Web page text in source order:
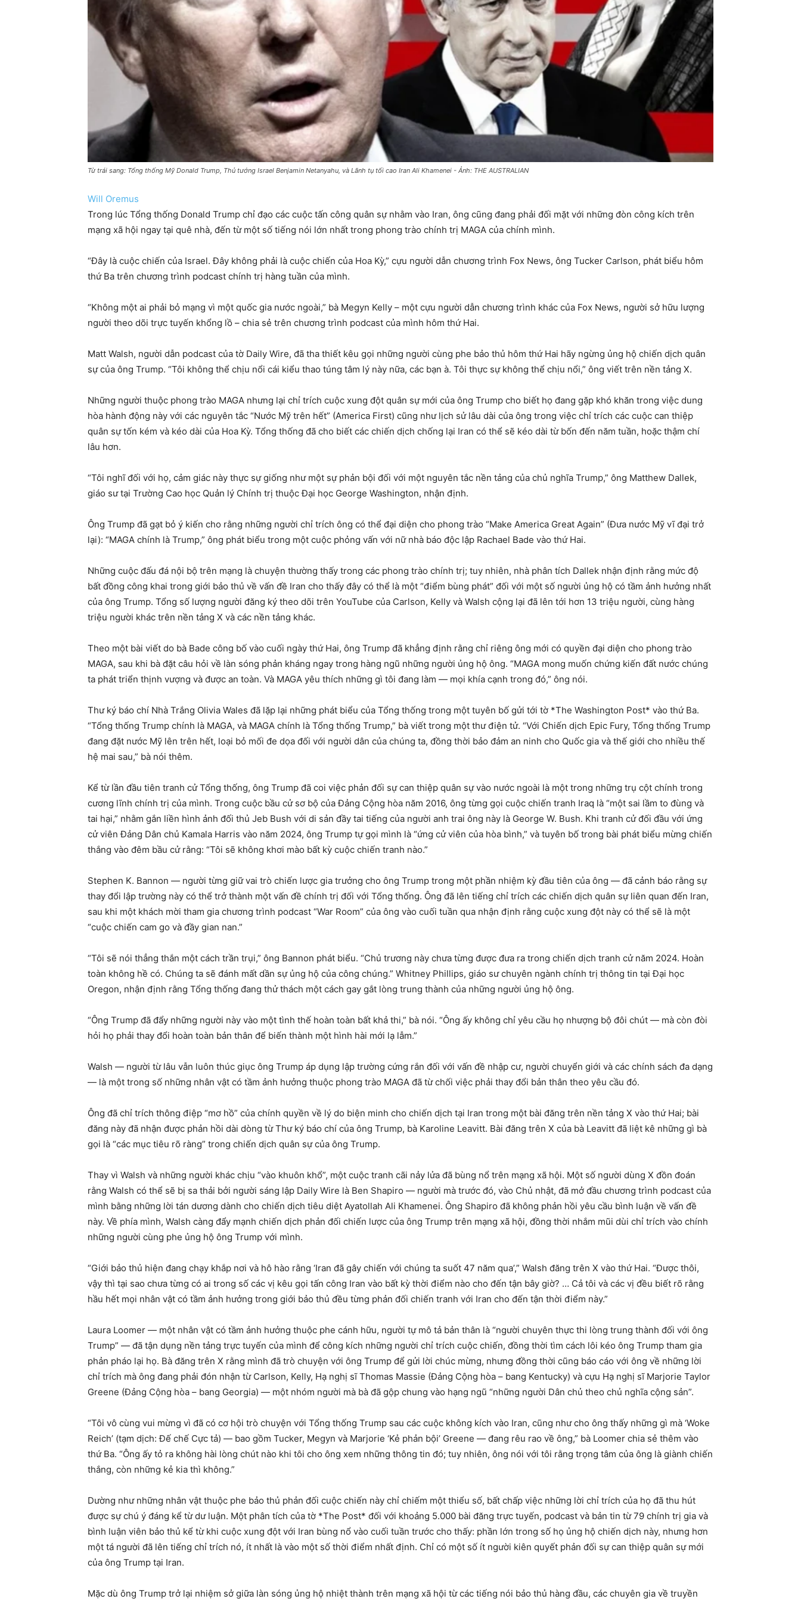
Từ trái sang: Tổng thống Mỹ Donald Trump, Thủ tướng Israel Benjamin Netanyahu, và Lãnh tụ tối cao Iran Ali Khamenei - Ảnh: THE AUSTRALIAN
Will Oremus
Trong lúc Tổng thống Donald Trump chỉ đạo các cuộc tấn công quân sự nhằm vào Iran, ông cũng đang phải đối mặt với những đòn công kích trên
mạng xã hội ngay tại quê nhà, đến từ một số tiếng nói lớn nhất trong phong trào chính trị MAGA của chính mình.
“Đây là cuộc chiến của Israel. Đây không phải là cuộc chiến của Hoa Kỳ,” cựu người dẫn chương trình Fox News, ông Tucker Carlson, phát biểu hôm
thứ Ba trên chương trình podcast chính trị hàng tuần của mình.
“Không một ai phải bỏ mạng vì một quốc gia nước ngoài,” bà Megyn Kelly – một cựu người dẫn chương trình khác của Fox News, người sở hữu lượng
người theo dõi trực tuyến khổng lồ – chia sẻ trên chương trình podcast của mình hôm thứ Hai.
Matt Walsh, người dẫn podcast của tờ Daily Wire, đã tha thiết kêu gọi những người cùng phe bảo thủ hôm thứ Hai hãy ngừng ủng hộ chiến dịch quân
sự của ông Trump. “Tôi không thể chịu nổi cái kiểu thao túng tâm lý này nữa, các bạn à. Tôi thực sự không thể chịu nổi,” ông viết trên nền tảng X.
Những người thuộc phong trào MAGA nhưng lại chỉ trích cuộc xung đột quân sự mới của ông Trump cho biết họ đang gặp khó khăn trong việc dung
hòa hành động này với các nguyên tắc “Nước Mỹ trên hết” (America First) cũng như lịch sử lâu dài của ông trong việc chỉ trích các cuộc can thiệp
quân sự tốn kém và kéo dài của Hoa Kỳ. Tổng thống đã cho biết các chiến dịch chống lại Iran có thể sẽ kéo dài từ bốn đến năm tuần, hoặc thậm chí
lâu hơn.
“Tôi nghĩ đối với họ, cảm giác này thực sự giống như một sự phản bội đối với một nguyên tắc nền tảng của chủ nghĩa Trump,” ông Matthew Dallek,
giáo sư tại Trường Cao học Quản lý Chính trị thuộc Đại học George Washington, nhận định.
Ông Trump đã gạt bỏ ý kiến ​​cho rằng những người chỉ trích ông có thể đại diện cho phong trào “Make America Great Again” (Đưa nước Mỹ vĩ đại trở
lại): “MAGA chính là Trump,” ông phát biểu trong một cuộc phỏng vấn với nữ nhà báo độc lập Rachael Bade vào thứ Hai.
Những cuộc đấu đá nội bộ trên mạng là chuyện thường thấy trong các phong trào chính trị; tuy nhiên, nhà phân tích Dallek nhận định rằng mức độ
bất đồng công khai trong giới bảo thủ về vấn đề Iran cho thấy đây có thể là một “điểm bùng phát” đối với một số người ủng hộ có tầm ảnh hưởng nhất
của ông Trump. Tổng số lượng người đăng ký theo dõi trên YouTube của Carlson, Kelly và Walsh cộng lại đã lên tới hơn 13 triệu người, cùng hàng
triệu người khác trên nền tảng X và các nền tảng khác.
Theo một bài viết do bà Bade công bố vào cuối ngày thứ Hai, ông Trump đã khẳng định rằng chỉ riêng ông mới có quyền đại diện cho phong trào
MAGA, sau khi bà đặt câu hỏi về làn sóng phản kháng ngay trong hàng ngũ những người ủng hộ ông. “MAGA mong muốn chứng kiến ​​đất nước chúng
ta phát triển thịnh vượng và được an toàn. Và MAGA yêu thích những gì tôi đang làm — mọi khía cạnh trong đó,” ông nói.
Thư ký báo chí Nhà Trắng Olivia Wales đã lặp lại những phát biểu của Tổng thống trong một tuyên bố gửi tới tờ *The Washington Post* vào thứ Ba.
“Tổng thống Trump chính là MAGA, và MAGA chính là Tổng thống Trump,” bà viết trong một thư điện tử. “Với Chiến dịch Epic Fury, Tổng thống Trump
đang đặt nước Mỹ lên trên hết, loại bỏ mối đe dọa đối với người dân của chúng ta, đồng thời bảo đảm an ninh cho Quốc gia và thế giới cho nhiều thế
hệ mai sau,” bà nói thêm.
Kể từ lần đầu tiên tranh cử Tổng thống, ông Trump đã coi việc phản đối sự can thiệp quân sự vào nước ngoài là một trong những trụ cột chính trong
cương lĩnh chính trị của mình. Trong cuộc bầu cử sơ bộ của Đảng Cộng hòa năm 2016, ông từng gọi cuộc chiến tranh Iraq là “một sai lầm to đùng và
tai hại,” nhằm gắn liền hình ảnh đối thủ Jeb Bush với di sản đầy tai tiếng của người anh trai ông này là George W. Bush. Khi tranh cử đối đầu với ứng
cử viên Đảng Dân chủ Kamala Harris vào năm 2024, ông Trump tự gọi mình là “ứng cử viên của hòa bình,” và tuyên bố trong bài phát biểu mừng chiến
thắng vào đêm bầu cử rằng: “Tôi sẽ không khơi mào bất kỳ cuộc chiến tranh nào.”
Stephen K. Bannon — người từng giữ vai trò chiến lược gia trưởng cho ông Trump trong một phần nhiệm kỳ đầu tiên của ông — đã cảnh báo rằng sự
thay đổi lập trường này có thể trở thành một vấn đề chính trị đối với Tổng thống. Ông đã lên tiếng chỉ trích các chiến dịch quân sự liên quan đến Iran,
sau khi một khách mời tham gia chương trình podcast “War Room” của ông vào cuối tuần qua nhận định rằng cuộc xung đột này có thể sẽ là một
“cuộc chiến cam go và đầy gian nan.”
“Tôi sẽ nói thẳng thắn một cách trần trụi,” ông Bannon phát biểu. “Chủ trương này chưa từng được đưa ra trong chiến dịch tranh cử năm 2024. Hoàn
toàn không hề có. Chúng ta sẽ đánh mất dần sự ủng hộ của công chúng.” Whitney Phillips, giáo sư chuyên ngành chính trị thông tin tại Đại học
Oregon, nhận định rằng Tổng thống đang thử thách một cách gay gắt lòng trung thành của những người ủng hộ ông.
“Ông Trump đã đẩy những người này vào một tình thế hoàn toàn bất khả thi,” bà nói. “Ông ấy không chỉ yêu cầu họ nhượng bộ đôi chút — mà còn đòi
hỏi họ phải thay đổi hoàn toàn bản thân để biến thành một hình hài mới lạ lẫm.”
Walsh — người từ lâu vẫn luôn thúc giục ông Trump áp dụng lập trường cứng rắn đối với vấn đề nhập cư, người chuyển giới và các chính sách đa dạng
— là một trong số những nhân vật có tầm ảnh hưởng thuộc phong trào MAGA đã từ chối việc phải thay đổi bản thân theo yêu cầu đó.
Ông đã chỉ trích thông điệp “mơ hồ” của chính quyền về lý do biện minh cho chiến dịch tại Iran trong một bài đăng trên nền tảng X vào thứ Hai; bài
đăng này đã nhận được phản hồi dài dòng từ Thư ký báo chí của ông Trump, bà Karoline Leavitt. Bài đăng trên X của bà Leavitt đã liệt kê những gì bà
gọi là “các mục tiêu rõ ràng” trong chiến dịch quân sự của ông Trump.
Thay vì Walsh và những người khác chịu “vào khuôn khổ”, một cuộc tranh cãi nảy lửa đã bùng nổ trên mạng xã hội. Một số người dùng X đồn đoán
rằng Walsh có thể sẽ bị sa thải bởi người sáng lập Daily Wire là Ben Shapiro — người mà trước đó, vào Chủ nhật, đã mở đầu chương trình podcast của
mình bằng những lời tán dương dành cho chiến dịch tiêu diệt Ayatollah Ali Khamenei. Ông Shapiro đã không phản hồi yêu cầu bình luận về vấn đề
này. Về phía mình, Walsh càng đẩy mạnh chiến dịch phản đối chiến lược của ông Trump trên mạng xã hội, đồng thời nhắm mũi dùi chỉ trích vào chính
những người cùng phe ủng hộ ông Trump với mình.
“Giới bảo thủ hiện đang chạy khắp nơi và hô hào rằng ‘Iran đã gây chiến với chúng ta suốt 47 năm qua’,” Walsh đăng trên X vào thứ Hai. “Được thôi,
vậy thì tại sao chưa từng có ai trong số các vị kêu gọi tấn công Iran vào bất kỳ thời điểm nào cho đến tận bây giờ? … Cả tôi và các vị đều biết rõ rằng
hầu hết mọi nhân vật có tầm ảnh hưởng trong giới bảo thủ đều từng phản đối chiến tranh với Iran cho đến tận thời điểm này.”
Laura Loomer — một nhân vật có tầm ảnh hưởng thuộc phe cánh hữu, người tự mô tả bản thân là “người chuyên thực thi lòng trung thành đối với ông
Trump” — đã tận dụng nền tảng trực tuyến của mình để công kích những người chỉ trích cuộc chiến, đồng thời tìm cách lôi kéo ông Trump tham gia
phản pháo lại họ. Bà đăng trên X rằng mình đã trò chuyện với ông Trump để gửi lời chúc mừng, nhưng đồng thời cũng báo cáo với ông về những lời
chỉ trích mà ông đang phải đón nhận từ Carlson, Kelly, Hạ nghị sĩ Thomas Massie (Đảng Cộng hòa – bang Kentucky) và cựu Hạ nghị sĩ Marjorie Taylor
Greene (Đảng Cộng hòa – bang Georgia) — một nhóm người mà bà đã gộp chung vào hạng ngũ “những người Dân chủ theo chủ nghĩa cộng sản”.
“Tôi vô cùng vui mừng vì đã có cơ hội trò chuyện với Tổng thống Trump sau các cuộc không kích vào Iran, cũng như cho ông thấy những gì mà ‘Woke
Reich’ (tạm dịch: Đế chế Cực tả) — bao gồm Tucker, Megyn và Marjorie ‘Kẻ phản bội’ Greene — đang rêu rao về ông,” bà Loomer chia sẻ thêm vào
thứ Ba. “Ông ấy tỏ ra không hài lòng chút nào khi tôi cho ông xem những thông tin đó; tuy nhiên, ông nói với tôi rằng trọng tâm của ông là giành chiến
thắng, còn những kẻ kia thì không.”
Dường như những nhân vật thuộc phe bảo thủ phản đối cuộc chiến này chỉ chiếm một thiểu số, bất chấp việc những lời chỉ trích của họ đã thu hút
được sự chú ý đáng kể từ dư luận. Một phân tích của tờ *The Post* đối với khoảng 5.000 bài đăng trực tuyến, podcast và bản tin từ 79 chính trị gia và
bình luận viên bảo thủ kể từ khi cuộc xung đột với Iran bùng nổ vào cuối tuần trước cho thấy: phần lớn trong số họ ủng hộ chiến dịch này, nhưng hơn
một tá người đã lên tiếng chỉ trích nó, ít nhất là vào một số thời điểm nhất định. Chỉ có một số ít người kiên quyết phản đối sự can thiệp quân sự mới
của ông Trump tại Iran.
Mặc dù ông Trump trở lại nhiệm sở giữa làn sóng ủng hộ nhiệt thành trên mạng xã hội từ các tiếng nói bảo thủ hàng đầu, các chuyên gia về truyền